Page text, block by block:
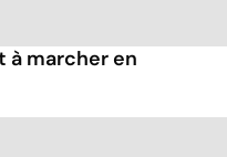
à marcher en